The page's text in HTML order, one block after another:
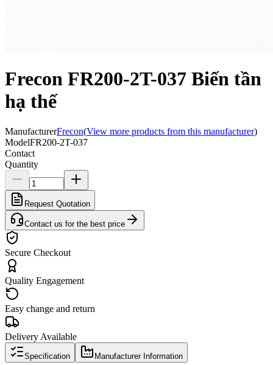
Frecon FR200-2T-037 Biến tần
hạ thế
ManufacturerFrecon(View more products from this manufacturer)
ModelFR200-2T-037
Contact
Quantity
Request Quotation
Contact us for the best price
Secure Checkout
Quality Engagement
Easy change and return
Delivery Available
Specification Manufacturer Information